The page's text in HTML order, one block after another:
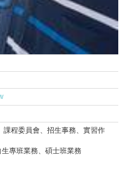
課程委員會、招生事務、實習作
專班業務、碩士班業務